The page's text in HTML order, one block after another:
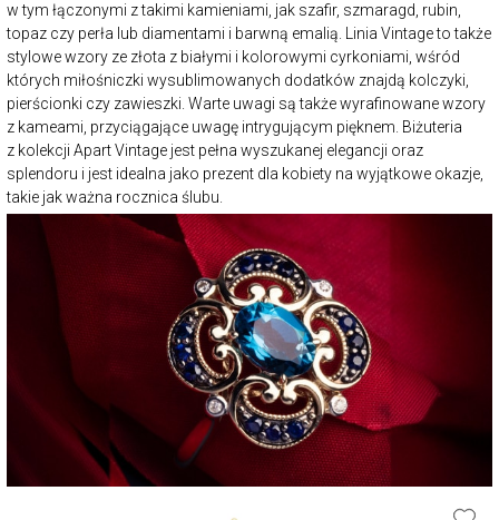
w tym łączonymi z takimi kamieniami, jak szafir, szmaragd, rubin,
topaz czy perła lub diamentami i barwną emalią. Linia Vintage to także
stylowe wzory ze złota z białymi i kolorowymi cyrkoniami, wśród
których miłośniczki wysublimowanych dodatków znajdą kolczyki,
pierścionki czy zawieszki. Warte uwagi są także wyrafinowane wzory
z kameami, przyciągające uwagę intrygującym pięknem. Biżuteria
z kolekcji Apart Vintage jest pełna wyszukanej elegancji oraz
splendoru i jest idealna jako prezent dla kobiety na wyjątkowe okazje,
takie jak ważna rocznica ślubu.